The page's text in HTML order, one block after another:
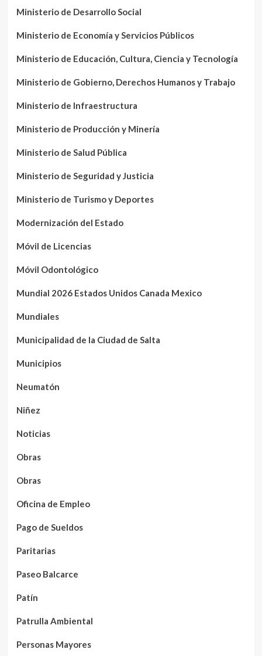
Ministerio de Desarrollo Social
Ministerio de Economía y Servicios Públicos
Ministerio de Educación, Cultura, Ciencia y Tecnología
Ministerio de Gobierno, Derechos Humanos y Trabajo
Ministerio de Infraestructura
Ministerio de Producción y Minería
Ministerio de Salud Pública
Ministerio de Seguridad y Justicia
Ministerio de Turismo y Deportes
Modernización del Estado
Móvil de Licencias
Móvil Odontológico
Mundial 2026 Estados Unidos Canada Mexico
Mundiales
Municipalidad de la Ciudad de Salta
Municipios
Neumatón
Niñez
Noticias
Obras
Obras
Oficina de Empleo
Pago de Sueldos
Paritarias
Paseo Balcarce
Patín
Patrulla Ambiental
Personas Mayores